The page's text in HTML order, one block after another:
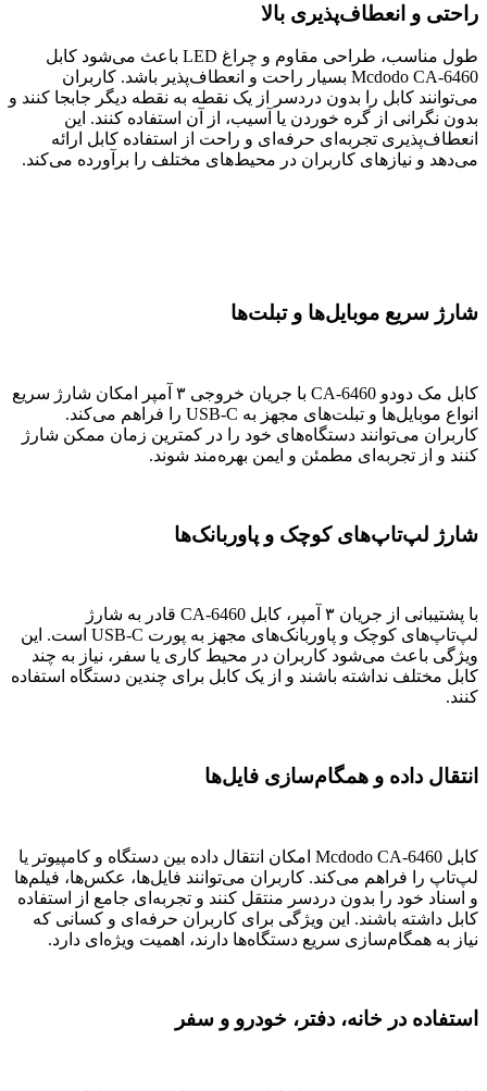
راحتی و انعطاف‌پذیری بالا
طول مناسب، طراحی مقاوم و چراغ LED باعث می‌شود کابل
Mcdodo CA-6460 بسیار راحت و انعطاف‌پذیر باشد. کاربران
می‌توانند کابل را بدون دردسر از یک نقطه به نقطه دیگر جابجا کنند و
بدون نگرانی از گره خوردن یا آسیب، از آن استفاده کنند. این
انعطاف‌پذیری تجربه‌ای حرفه‌ای و راحت از استفاده کابل ارائه
می‌دهد و نیازهای کاربران در محیط‌های مختلف را برآورده می‌کند.
شارژ سریع موبایل‌ها و تبلت‌ها
کابل مک دودو CA-6460 با جریان خروجی ۳ آمپر امکان شارژ سریع
انواع موبایل‌ها و تبلت‌های مجهز به USB-C را فراهم می‌کند.
کاربران می‌توانند دستگاه‌های خود را در کمترین زمان ممکن شارژ
کنند و از تجربه‌ای مطمئن و ایمن بهره‌مند شوند.
شارژ لپ‌تاپ‌های کوچک و پاوربانک‌ها
با پشتیبانی از جریان ۳ آمپر، کابل CA-6460 قادر به شارژ
لپ‌تاپ‌های کوچک و پاوربانک‌های مجهز به پورت USB-C است. این
ویژگی باعث می‌شود کاربران در محیط کاری یا سفر، نیاز به چند
کابل مختلف نداشته باشند و از یک کابل برای چندین دستگاه استفاده
کنند.
انتقال داده و همگام‌سازی فایل‌ها
کابل Mcdodo CA-6460 امکان انتقال داده بین دستگاه و کامپیوتر یا
لپ‌تاپ را فراهم می‌کند. کاربران می‌توانند فایل‌ها، عکس‌ها، فیلم‌ها
و اسناد خود را بدون دردسر منتقل کنند و تجربه‌ای جامع از استفاده
کابل داشته باشند. این ویژگی برای کاربران حرفه‌ای و کسانی که
نیاز به همگام‌سازی سریع دستگاه‌ها دارند، اهمیت ویژه‌ای دارد.
استفاده در خانه، دفتر، خودرو و سفر